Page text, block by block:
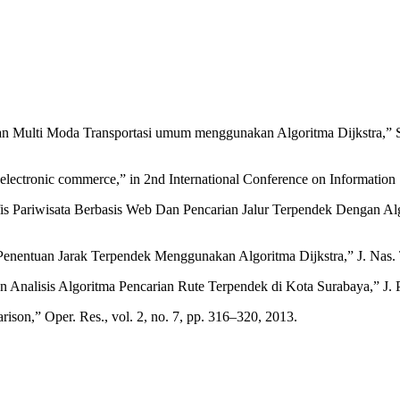
Multi Moda Transportasi umum menggunakan Algoritma
commerce,” in 2nd International Conference on
Pariwisata Berbasis Web Dan Pencarian Jalur Terpendek Dengan
Jarak Terpendek Menggunakan Algoritma Dijkstra,” J.
Algoritma Pencarian Rute Terpendek di Kota Surabaya,”
Oper. Res., vol. 2, no. 7, pp. 316–320, 2013.